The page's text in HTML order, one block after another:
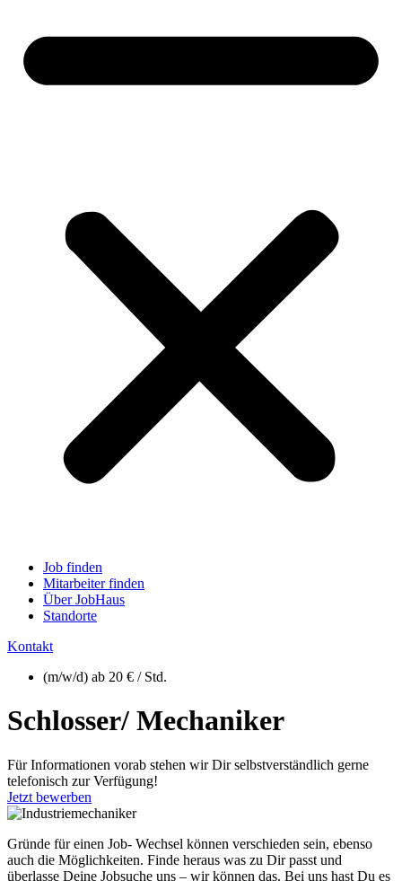
Job finden
Mitarbeiter finden
Über JobHaus
Standorte
Kontakt
(m/w/d) ab 20 € / Std.
Schlosser/ Mechaniker
Für Informationen vorab stehen wir Dir selbstverständlich gerne
telefonisch zur Verfügung!
Jetzt bewerben
Gründe für einen Job- Wechsel können verschieden sein, ebenso
auch die Möglichkeiten. Finde heraus was zu Dir passt und
überlasse Deine Jobsuche uns – wir können das. Bei uns hast Du es